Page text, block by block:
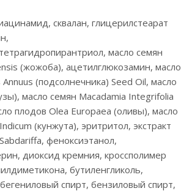
сквалан, глицерилстеарат
масло семян
(жожоба), ацетилглюкозамин, масло
(подсолнечника) Seed Oil, масло
масло семян Macadamia Integrifolia
плодов Olea Europaea (оливы), масло
(кунжута), эритритол, экстракт
феноксиэтанол,
диоксид кремния, кроссполимер
бутиленгликоль,
спирт, бензиловый спирт,